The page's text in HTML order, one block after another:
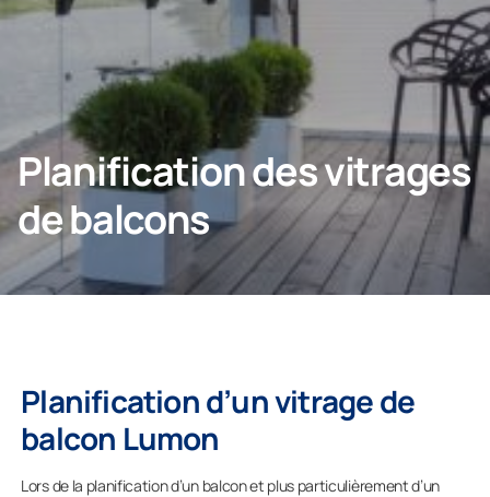
Professionnels
Entreprise
Planification des vitrages
de balcons
Planification d’un vitrage de
balcon Lumon
Lors de la planification d’un balcon et plus particulièrement d’un